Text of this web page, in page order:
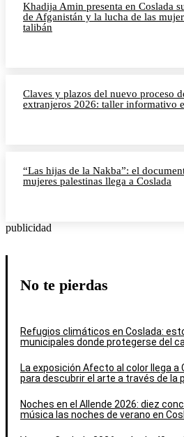
Khadija Amin presenta en Coslada
de Afganistán y la lucha de las
talibán
Claves y plazos del nuevo proceso
extranjeros 2026: taller informativo
“Las hijas de la Nakba”: el
mujeres palestinas llega a Coslada
publicidad
No te pierdas
Refugios climáticos en Coslada:
municipales donde protegerse del
La exposición Afecto al color llega
para descubrir el arte a través de la
Noches en el Allende 2026: diez
música las noches de verano en